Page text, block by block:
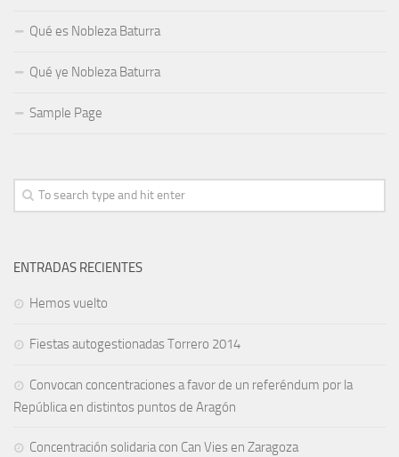
Qué es Nobleza Baturra
Qué ye Nobleza Baturra
Sample Page
ENTRADAS RECIENTES
Hemos vuelto
Fiestas autogestionadas Torrero 2014
Convocan concentraciones a favor de un referéndum por la
República en distintos puntos de Aragón
Concentración solidaria con Can Vies en Zaragoza